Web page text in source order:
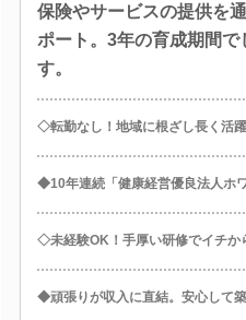
保険やサービスの提供を
ポート。3年の育成期間で
す。
◇転勤なし！地域に根ざし長く活躍
◆10年連続「健康経営優良法人ホ
◇未経験OK！手厚い研修でイチか
◆頑張りが収入に直結。安心して